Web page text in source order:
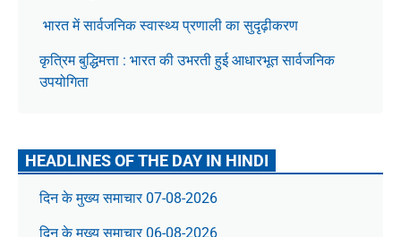
भारत में सार्वजनिक स्वास्थ्य प्रणाली का सुदृढ़ीकरण
कृत्रिम बुद्धिमत्ता : भारत की उभरती हुई आधारभूत सार्वजनिक
उपयोगिता
HEADLINES OF THE DAY IN HINDI
दिन के मुख्य समाचार 07-08-2026
दिन के मुख्य समाचार 06-08-2026